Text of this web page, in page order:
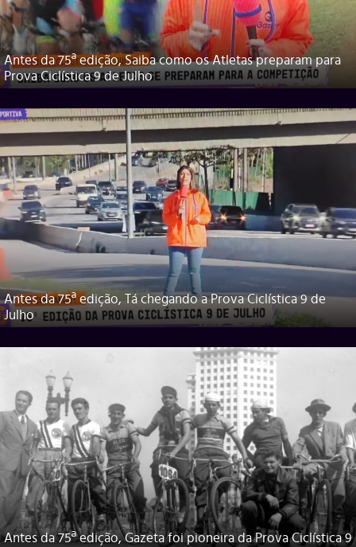
Antes da 75ª edição, Saiba como os Atletas preparam para
Prova Ciclística 9 de Julho
Antes da 75ª edição, Tá chegando a Prova Ciclística 9 de
Julho
Antes da 75ª edição, Gazeta foi pioneira da Prova Ciclística 9